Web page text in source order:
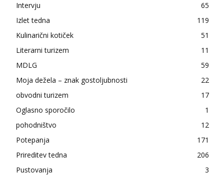
Intervju
65
Izlet tedna
119
Kulinarični kotiček
51
Literarni turizem
11
MDLG
59
Moja dežela – znak gostoljubnosti
22
obvodni turizem
17
Oglasno sporočilo
1
pohodništvo
12
Potepanja
171
Prireditev tedna
206
Pustovanja
3